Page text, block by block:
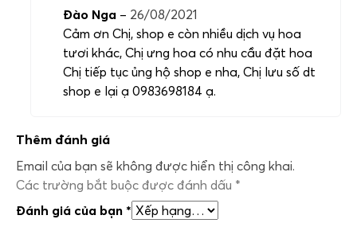
Đào Nga – 26/08/2021
Cảm ơn Chị, shop e còn nhiều dịch vụ hoa
tươi khác, Chị ưng hoa có nhu cầu đặt hoa
Chị tiếp tục ủng hộ shop e nha, Chị lưu số dt
shop e lại ạ 0983698184 ạ.
Thêm đánh giá
Email của bạn sẽ không được hiển thị công khai.
Các trường bắt buộc được đánh dấu *
Đánh giá của bạn *